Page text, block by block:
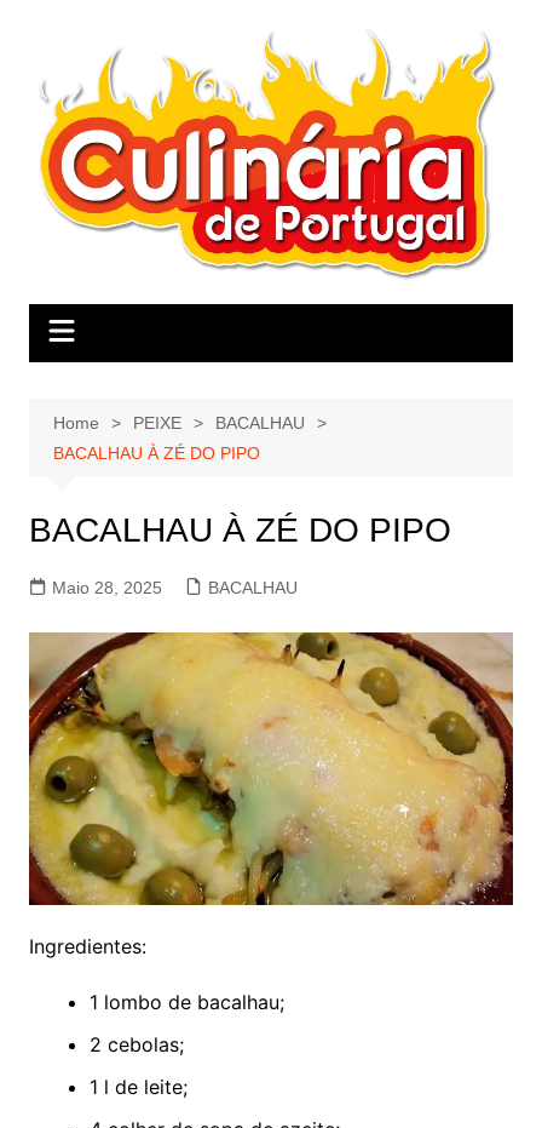
Home PEIXE
BACALHAU
BACALHAU À ZÉ DO PIPO
BACALHAU À ZÉ DO PIPO
Maio 28, 2025 BACALHAU
Ingredientes:
1 lombo de bacalhau;
2 cebolas;
1 l de leite;